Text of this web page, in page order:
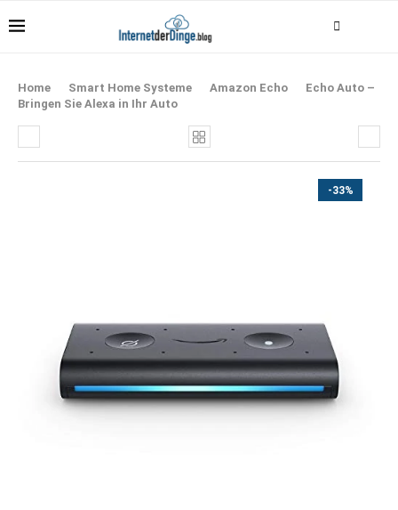
Home Smart Home Systeme Amazon Echo
Echo Auto –
Bringen Sie Alexa in Ihr Auto
-33%